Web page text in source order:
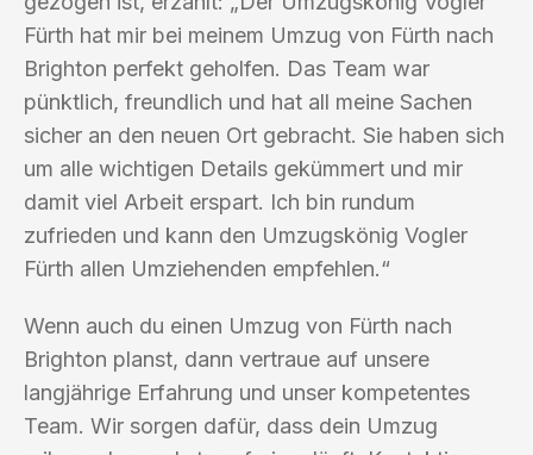
Fürth hat mir bei meinem Umzug von Fürth nach
Brighton perfekt geholfen. Das Team war
pünktlich, freundlich und hat all meine Sachen
sicher an den neuen Ort gebracht. Sie haben sich
um alle wichtigen Details gekümmert und mir
damit viel Arbeit erspart. Ich bin rundum
zufrieden und kann den Umzugskönig Vogler
Fürth allen Umziehenden empfehlen.“
Wenn auch du einen Umzug von Fürth nach
Brighton planst, dann vertraue auf unsere
langjährige Erfahrung und unser kompetentes
Team. Wir sorgen dafür, dass dein Umzug